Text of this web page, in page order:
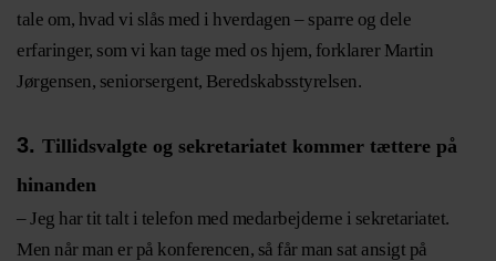
tale om, hvad vi slås med i hverdagen – sparre og dele
erfaringer, som vi kan tage med os hjem, forklarer Martin
Jørgensen, seniorsergent, Beredskabsstyrelsen.
3. Tillidsvalgte og sekretariatet kommer tættere på
hinanden
– Jeg har tit talt i telefon med medarbejderne i sekretariatet.
Men når man er på konferencen, så får man sat ansigt på